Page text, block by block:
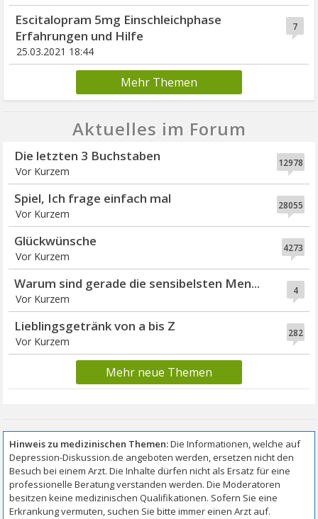
7
Escitalopram 5mg Einschleichphase
Erfahrungen und Hilfe
25.03.2021 18:44
Mehr Themen
Aktuelles im Forum
12978
Die letzten 3 Buchstaben
Vor Kurzem
28055
Spiel, Ich frage einfach mal
Vor Kurzem
4273
Glückwünsche
Vor Kurzem
4
Warum sind gerade die sensibelsten Men...
Vor Kurzem
282
Lieblingsgetränk von a bis Z
Vor Kurzem
Mehr neue Themen